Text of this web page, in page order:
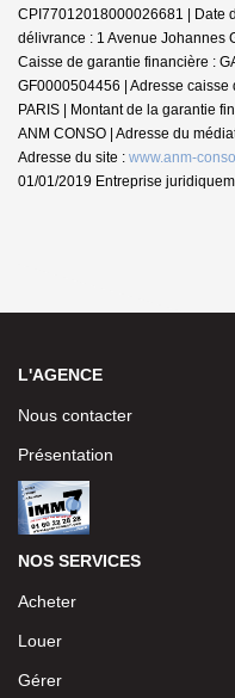
CPI77012018000026681 | Date
délivrance : 1 Avenue Johannes
Caisse de garantie financière :
GF0000504456 | Adresse
PARIS | Montant de la garantie
ANM CONSO | Adresse du
Adresse du site : www.anm-
01/01/2019 Entreprise
L'AGENCE
Nous contacter
Présentation
NOS SERVICES
Acheter
Louer
Gérer